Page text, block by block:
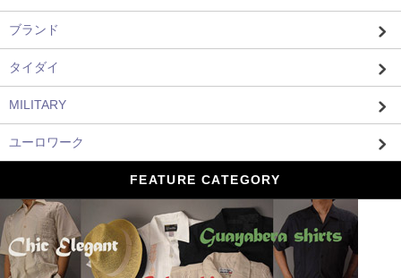
ブランド
タイダイ
MILITARY
ユーロワーク
FEATURE CATEGORY